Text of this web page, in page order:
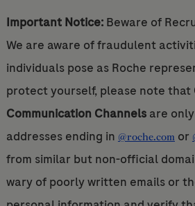
Important Notice:Beware of
We are aware of fraudulent
individuals pose as Roche
protect yourself, please note that
Communication Channelsare
addresses ending in @roche.comor
from similar but non-official
wary of poorly written emails or